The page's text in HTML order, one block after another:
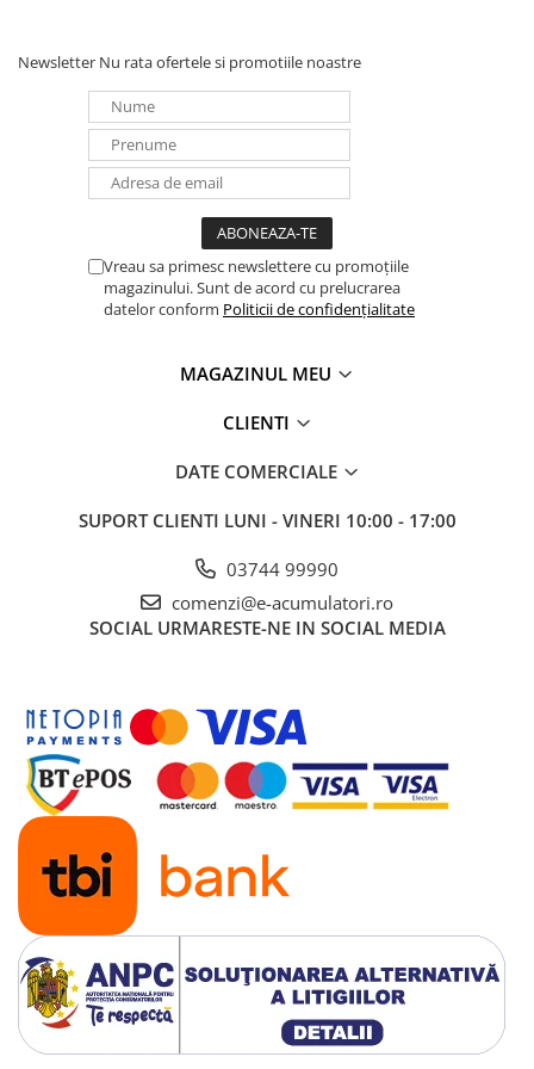
Racire/Incalzire
Statii energie portabile
Intrerupatoare si prize
structurata
Tablouri electrice
cabluri USB, prelungitoare USB
Solutii solare portabile
Lichidare de stoc
Statii de incarcare EV
OUTLET
Pompe de caldura
Newsletter Nu rata ofertele si promotiile noastre
Vreau sa primesc newslettere cu promoțiile
magazinului. Sunt de acord cu prelucrarea
datelor conform Politicii de confidențialitate
MAGAZINUL MEU
CLIENTI
DATE COMERCIALE
SUPORT CLIENTI LUNI - VINERI 10:00 - 17:00
03744 99990
comenzi@e-acumulatori.ro
SOCIAL URMARESTE-NE IN SOCIAL MEDIA